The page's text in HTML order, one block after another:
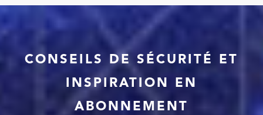
CONSEILS DE SÉCURITÉ ET
INSPIRATION EN
ABONNEMENT